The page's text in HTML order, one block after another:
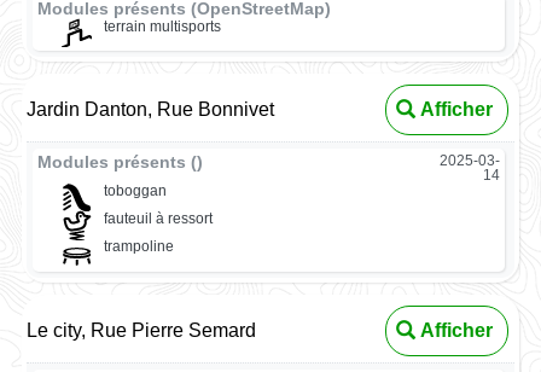
Modules présents (OpenStreetMap)
terrain multisports
Jardin Danton, Rue Bonnivet Afficher
Modules présents ()
2025-03-
14
toboggan
fauteuil à ressort
trampoline
Le city, Rue Pierre Semard Afficher